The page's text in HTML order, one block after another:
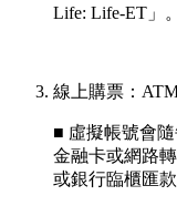
Life: Life-ET」。
線上購票：
■ 虛擬帳號會
金融卡或網路
或銀行臨櫃匯款